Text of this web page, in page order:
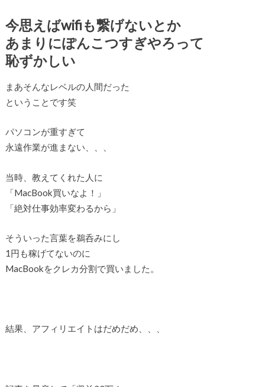
今思えばwifiも繋げないとか
あまりにぽんこつすぎやろって
恥ずかしい
まあそんなレベルの人間だった
ということです笑
パソコンが重すぎて
永遠作業が進まない、、、
当時、教えてくれた人に
「MacBook買いなよ！」
「絶対仕事効率変わるから」
そういった言葉を鵜呑みにし
1円も稼げてないのに
MacBookをクレカ分割で買いました。
結果、アフィリエイトはだめだめ、、、